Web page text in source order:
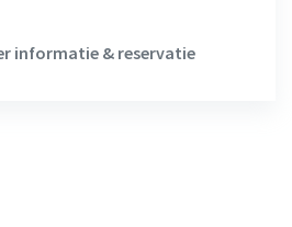
informatie & reservatie